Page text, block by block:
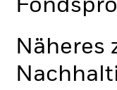
Näheres